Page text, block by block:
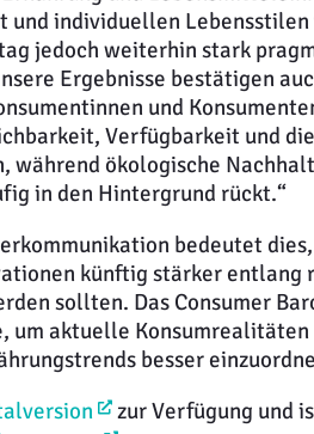
individuellen Lebensstilen
jedoch weiterhin stark
Ergebnisse bestätigen
und
Verfügbarkeit und
ökologische
in den Hintergrund rückt.“
bedeutet
künftig stärker entlang
sollten. Das Consumer
um aktuelle
besser
zur Verfügung und